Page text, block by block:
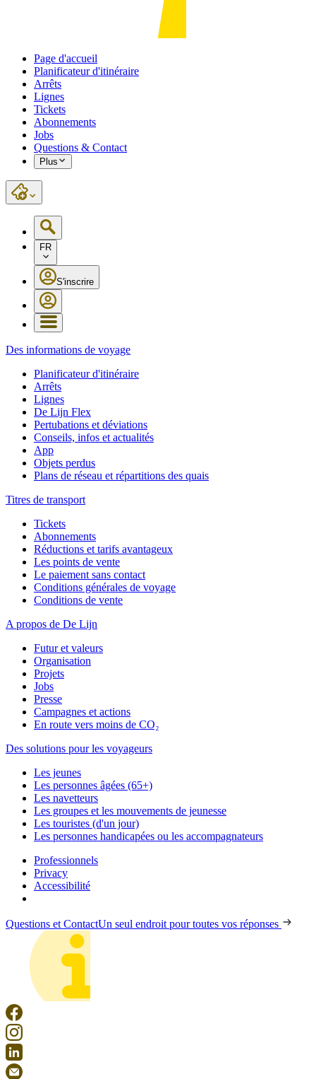
Page d'accueil
Planificateur d'itinéraire
Arrêts
Lignes
Tickets
Abonnements
Jobs
Questions & Contact
Plus
FR
S'inscrire
Des informations de voyage
Planificateur d'itinéraire
Arrêts
Lignes
De Lijn Flex
Pertubations et déviations
Conseils, infos et actualités
App
Objets perdus
Plans de réseau et répartitions des quais
Titres de transport
Tickets
Abonnements
Réductions et tarifs avantageux
Les points de vente
Le paiement sans contact
Conditions générales de voyage
Conditions de vente
A propos de De Lijn
Futur et valeurs
Organisation
Projets
Jobs
Presse
Campagnes et actions
En route vers moins de CO₂
Des solutions pour les voyageurs
Les jeunes
Les personnes âgées (65+)
Les navetteurs
Les groupes et les mouvements de jeunesse
Les touristes (d'un jour)
Les personnes handicapées ou les accompagnateurs
Professionnels
Privacy
Accessibilité
Questions et ContactUn seul endroit pour toutes vos réponses